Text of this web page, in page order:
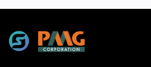
พร้อมเวทีเจรจาจับคู่ธุรกิจทั้งในและต่
ตั้งแต่วันนี้ถึง 27 มิถุนายน 2569 ณ